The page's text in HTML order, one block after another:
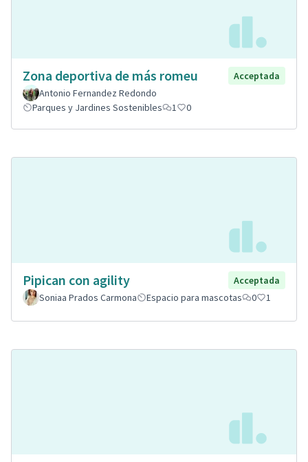
Zona deportiva de más romeu
Acceptada
Antonio Fernandez Redondo
Parques y Jardines Sostenibles
1 0
Pipican con agility
Acceptada
Soniaa Prados Carmona
Espacio para mascotas 0 1